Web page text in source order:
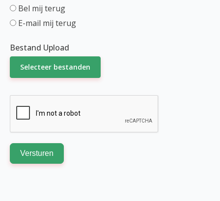
Bel mij terug
E-mail mij terug
Bestand Upload
Selecteer bestanden
Versturen